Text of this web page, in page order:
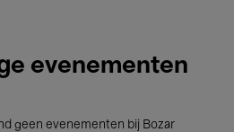
evenementen
geen evenementen bij Bozar